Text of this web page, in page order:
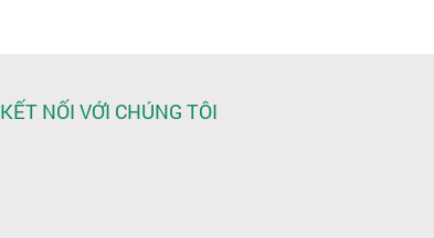
KẾT NỐI VỚI CHÚNG TÔI